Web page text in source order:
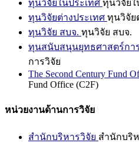
ทุนวิจัยในประเทศ ทุนวิจัยใ
ทุนวิจัยต่างประเทศ ทุนวิจัย
ทุนวิจัย สบจ. ทุนวิจัย สบจ.
ทุนสนับสนุนยุทธศาสตร์กา
การวิจัย
The Second Century Fund
Fund Office (C2F)
หน่วยงานด้านการวิจัย
สำนักบริหารวิจัย สำนักบริ